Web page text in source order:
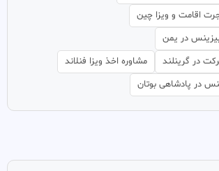
اقامت و ویزا چین
در یمن
در گرینلند
مشاوره اخذ ویزا فنلاند
در پادشاهی بوتان